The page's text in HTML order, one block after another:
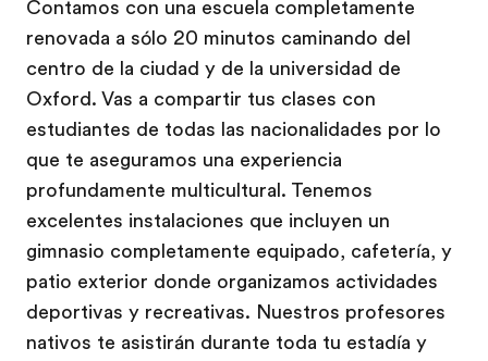
Contamos con una escuela completamente
renovada a sólo 20 minutos caminando del
centro de la ciudad y de la universidad de
Oxford. Vas a compartir tus clases con
estudiantes de todas las nacionalidades por lo
que te aseguramos una experiencia
profundamente multicultural. Tenemos
excelentes instalaciones que incluyen un
gimnasio completamente equipado, cafetería, y
patio exterior donde organizamos actividades
deportivas y recreativas. Nuestros profesores
nativos te asistirán durante toda tu estadía y